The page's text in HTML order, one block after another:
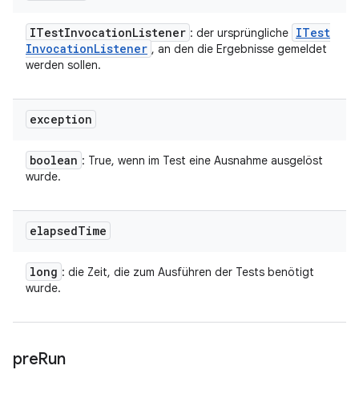
ITestInvocationListener : der ursprüngliche ITest
InvocationListener , an den die Ergebnisse gemeldet
werden sollen.
exception
boolean : True, wenn im Test eine Ausnahme ausgelöst
wurde.
elapsedTime
long : die Zeit, die zum Ausführen der Tests benötigt
wurde.
preRun